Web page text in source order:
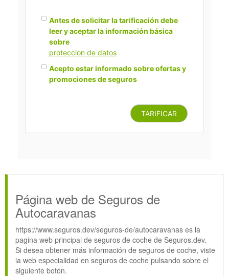
Antes de solicitar la tarificación debe
leer y aceptar la información básica
sobre
proteccion de datos
Acepto estar informado sobre ofertas y
promociones de seguros
TARIFICAR
Página web de Seguros de
Autocaravanas
https://www.seguros.dev/seguros-de/autocaravanas es la
pagina web principal de seguros de coche de Seguros.dev.
Si desea obtener más información de seguros de coche, viste
la web especialidad en seguros de coche pulsando sobre el
siguiente botón.